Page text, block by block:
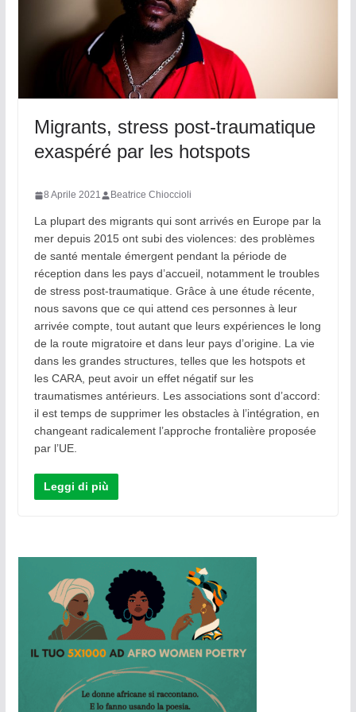
Migrants, stress post-traumatique
exaspéré par les hotspots
8 Aprile 2021 Beatrice Chioccioli
La plupart des migrants qui sont arrivés en Europe par la
mer depuis 2015 ont subi des violences: des problèmes
de santé mentale émergent pendant la période de
réception dans les pays d’accueil, notamment le troubles
de stress post-traumatique. Grâce à une étude récente,
nous savons que ce qui attend ces personnes à leur
arrivée compte, tout autant que leurs expériences le long
de la route migratoire et dans leur pays d’origine. La vie
dans les grandes structures, telles que les hotspots et
les CARA, peut avoir un effet négatif sur les
traumatismes antérieurs. Les associations sont d’accord:
il est temps de supprimer les obstacles à l’intégration, en
changeant radicalement l’approche frontalière proposée
par l’UE.
Leggi di più